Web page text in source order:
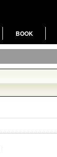
BOOK